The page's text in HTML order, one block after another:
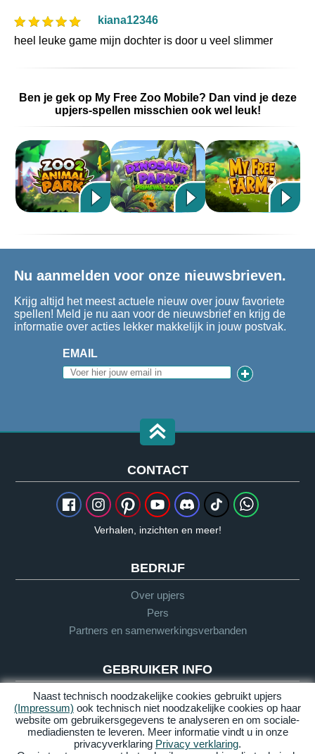
kiana12346
heel leuke game mijn dochter is door u veel slimmer
Ben je gek op My Free Zoo Mobile? Dan vind je deze
upjers-spellen misschien ook wel leuk!
Nu aanmelden voor onze nieuwsbrieven.
Krijg altijd het meest actuele nieuw over jouw favoriete
spellen! Meld je nu aan voor de nieuwsbrief en krijg de
informatie over acties lekker makkelijk in jouw postvak.
EMAIL
CONTACT
Verhalen, inzichten en meer!
BEDRIJF
Over upjers
Pers
Partners en samenwerkingsverbanden
GEBRUIKER INFO
Woordenlijst
Richtlijnen
Support
Naast technisch noodzakelijke cookies gebruikt upjers
(Impressum) ook technisch niet noodzakelijke cookies op haar
website om gebruikersgegevens te analyseren en om sociale-
mediadiensten te leveren. Meer informatie vindt u in onze
privacyverklaring Privacy verklaring.